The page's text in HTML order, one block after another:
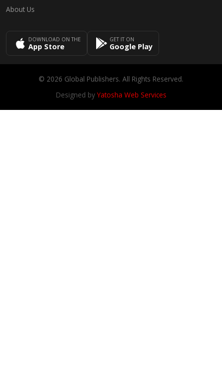
About Us
DOWNLOAD ON THE
App Store
GET IT ON
Google Play
© 2026 Global Publishers. All Rights Reserved.
Designed byYatosha Web Services